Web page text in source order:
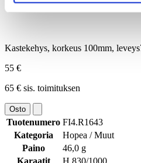
Kastekehys, korkeus 100mm,
55 €
65 € sis. toimituksen
Osto
Tuotenumero FI4.R1643
Kategoria
Hopea / Muut
Paino
46,0 g
Karaatit
H 830/1000